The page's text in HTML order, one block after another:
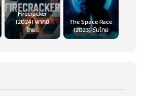
Firecracker
(2024) พากย์
ไทย...
The Space Race
(2023) ซับไทย